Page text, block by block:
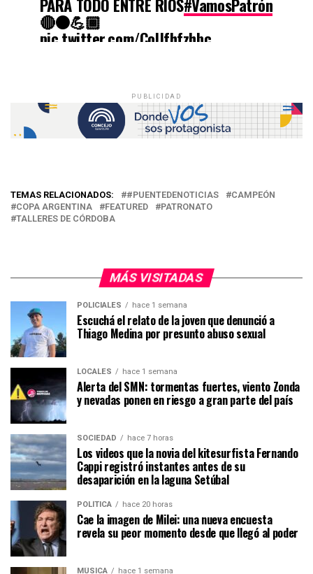
🔴⚫💪🏾
pic.twitter.com/CoUfhfzhbc
(@ClubPatronatoOf)October 31,
2022
PUBLICIDAD
TEMAS RELACIONADOS: #PUENTEDENOTICIAS
CAMPEÓN
COPA ARGENTINA
FEATURED
PATRONATO
TALLERES DE CÓRDOBA
MÁS VISITADAS
POLICIALES hace 1 semana
Escuchá el relato de la joven que denunció a
Thiago Medina por presunto abuso sexual
LOCALES hace 1 semana
Alerta del SMN: tormentas fuertes, viento Zonda
y nevadas ponen en riesgo a gran parte del país
SOCIEDAD hace 7 horas
Los videos que la novia del kitesurfista Fernando
Cappi registró instantes antes de su
desaparición en la laguna Setúbal
POLÍTICA hace 20 horas
Cae la imagen de Milei: una nueva encuesta
revela su peor momento desde que llegó al poder
MÚSICA hace 1 semana